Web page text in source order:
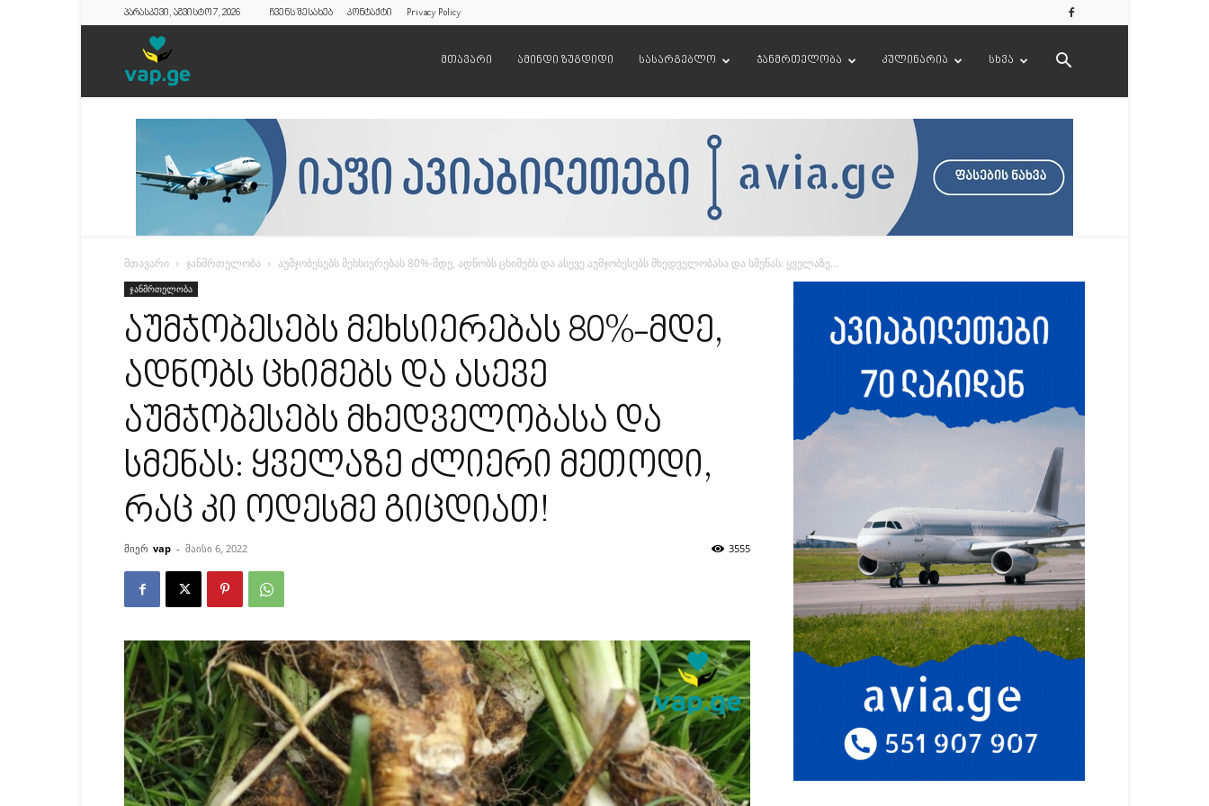
პარასკევი, აგვისტო 7, 2026 ჩვენს შესახებ კონტაქტი Privacy Policy
მთავარი ამინდი ზუგდიდი სასარგებლო ჯანმრთელობა კულინარია სხვა
მთავარი ჯანმრთელობა აუმჯობესებს მეხსიერებას 80%-მდე, ადნობს ცხიმებს და ასევე აუმჯობესებს მხედველობასა და სმენას: ყველაზე...
ჯანმრთელობა
აუმჯობესებს მეხსიერებას 80%-მდე,
ადნობს ცხიმებს და ასევე
აუმჯობესებს მხედველობასა და
სმენას: ყველაზე ძლიერი მეთოდი,
რაც კი ოდესმე გიცდიათ!
მიერ vap - მაისი 6, 2022 3555